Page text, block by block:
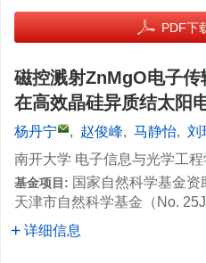
PDF下
磁控溅射ZnMgO电子
在高效晶硅异质结太阳
杨丹宁 , 赵俊峰, 马静怡, 刘
南开大学 电子信息与光学工
基金项目: 国家自然科学基金资
天津市自然科学基金（No.
详细信息